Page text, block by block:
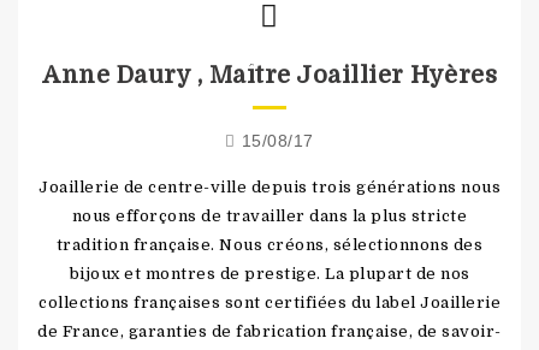
Anne Daury , Maître Joaillier Hyères
15/08/17
Joaillerie de centre-ville depuis trois générations nous
nous efforçons de travailler dans la plus stricte
tradition française. Nous créons, sélectionnons des
bijoux et montres de prestige. La plupart de nos
collections françaises sont certifiées du label Joaillerie
de France, garanties de fabrication française, de savoir-